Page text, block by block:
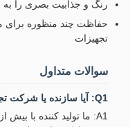
رنگ و جذابیت بصری را
حفاظت چند منظوره برای
تجهیزات
سوالات متداول
Q1: آیا سازنده یا شرکت تجاری هستید و آیا تجربه دارید؟